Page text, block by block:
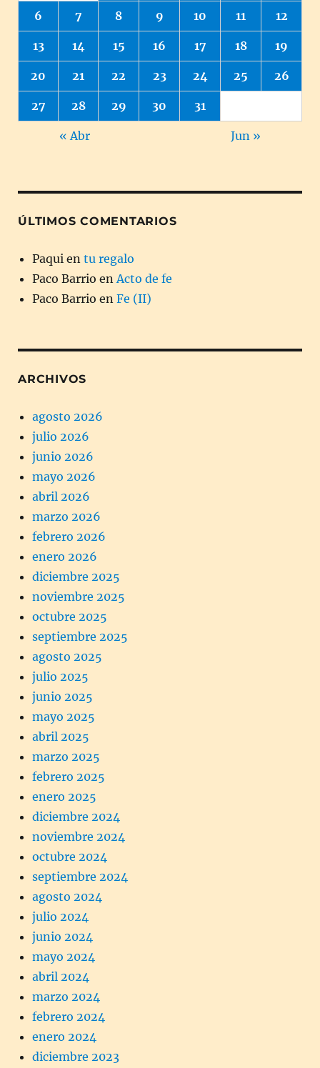
6 7 8 9 10 11 12
13 14 15 16 17 18 19
20 21 22 23 24 25 26
27 28 29 30 31
« Abr Jun »
ÚLTIMOS COMENTARIOS
Paqui en tu regalo
Paco Barrio enActo de fe
Paco Barrio en Fe (II)
ARCHIVOS
agosto 2026
julio 2026
junio 2026
mayo 2026
abril 2026
marzo 2026
febrero 2026
enero 2026
diciembre 2025
noviembre 2025
octubre 2025
septiembre 2025
agosto 2025
julio 2025
junio 2025
mayo 2025
abril 2025
marzo 2025
febrero 2025
enero 2025
diciembre 2024
noviembre 2024
octubre 2024
septiembre 2024
agosto 2024
julio 2024
junio 2024
mayo 2024
abril 2024
marzo 2024
febrero 2024
enero 2024
diciembre 2023